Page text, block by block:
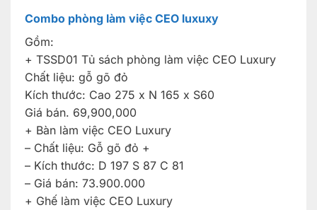
Combo phòng làm việc CEO luxuxy
Gồm:
+ TSSD01 Tủ sách phòng làm việc CEO Luxury
Chất liệu: gỗ gõ đỏ
Kích thước: Cao 275 x N 165 x S60
Giá bán. 69,900,000
+ Bàn làm việc CEO Luxury
– Chất liệu: Gỗ gõ đỏ +
– Kích thước: D 197 S 87 C 81
– Giá bán: 73.900.000
+ Ghế làm việc CEO Luxury